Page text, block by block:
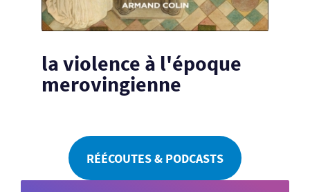
la violence à l'époque
merovingienne
RÉÉCOUTES & PODCASTS